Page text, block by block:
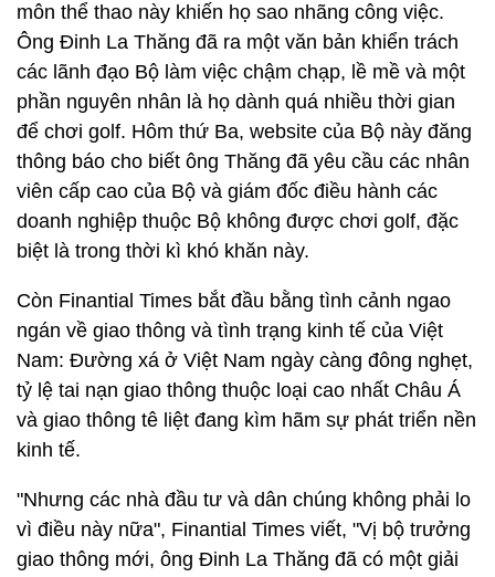
môn thể thao này khiến họ sao nhãng công việc.
Ông Đinh La Thăng đã ra một văn bản khiển trách
các lãnh đạo Bộ làm việc chậm chạp, lề mề và một
phần nguyên nhân là họ dành quá nhiều thời gian
để chơi golf. Hôm thứ Ba, website của Bộ này đăng
thông báo cho biết ông Thăng đã yêu cầu các nhân
viên cấp cao của Bộ và giám đốc điều hành các
doanh nghiệp thuộc Bộ không được chơi golf, đặc
biệt là trong thời kì khó khăn này.
Còn Finantial Times bắt đầu bằng tình cảnh ngao
ngán về giao thông và tình trạng kinh tế của Việt
Nam: Đường xá ở Việt Nam ngày càng đông nghẹt,
tỷ lệ tai nạn giao thông thuộc loại cao nhất Châu Á
và giao thông tê liệt đang kìm hãm sự phát triển nền
kinh tế.
"Nhưng các nhà đầu tư và dân chúng không phải lo
vì điều này nữa", Finantial Times viết, "Vị bộ trưởng
giao thông mới, ông Đinh La Thăng đã có một giải